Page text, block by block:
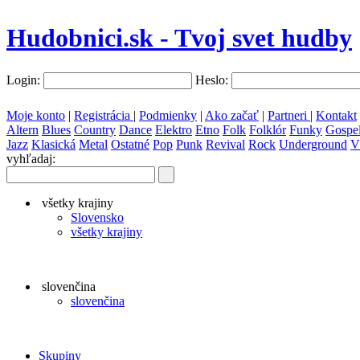
Hudobnici.sk - Tvoj svet hudby
Login: Heslo:
Moje konto | Registrácia | Podmienky | Ako začať | Partneri | Kontakt
Altern Blues Country Dance Elektro Etno Folk Folklór Funky Gospel
Jazz Klasická Metal Ostatné Pop Punk Revival Rock Underground
vyhľadaj:
všetky krajiny
Slovensko
všetky krajiny
slovenčina
slovenčina
Skupiny